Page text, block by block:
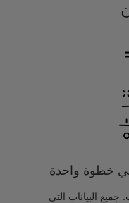
في خطوة واحدة
البيانات التي